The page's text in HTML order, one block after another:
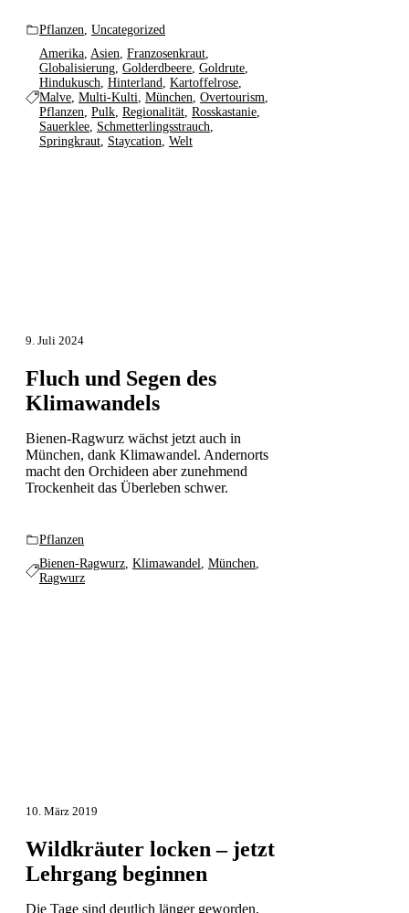
Pflanzen Uncategorized
Amerika, Asien Franzosenkraut,
Globalisierung, Golderdbeere, Goldrute,
Hindukusch Hinterland Kartoffelrose,
Malve, Multi-Kulti München Overtourism
Pflanzen Pulk, Regionalität, Rosskastanie,
Sauerklee, Schmetterlingsstrauch
Springkraut, Staycation Welt
9. Juli 2024
Fluch und Segen des
Klimawandels
Bienen-Ragwurz wächst jetzt auch in
München, dank Klimawandel. Andernorts
macht den Orchideen aber zunehmend
Trockenheit das Überleben schwer.
Pflanzen
Bienen-Ragwurz, Klimawandel München
Ragwurz
10. März 2019
Wildkräuter locken – jetzt
Lehrgang beginnen
Die Tage sind deutlich länger geworden,